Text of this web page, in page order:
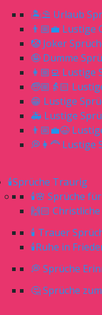
🏝⛱ Urlaub
👨🏼‍💼 Lustige
🤡 Joker
🤪 Dumme
👩🏼‍💻 Lustige
🧓🏼👵🏻
😁 Lustige
🚑 Lustige
👨🏼‍💼😆
💭👩‍🦰 Lustige
🕯Sprüche Traurig
🕯🌸 Sprüche
🙌🏻
🕯 Trauer
🕯Ruhe in
💭 Sprüche
🤔 Sprüche